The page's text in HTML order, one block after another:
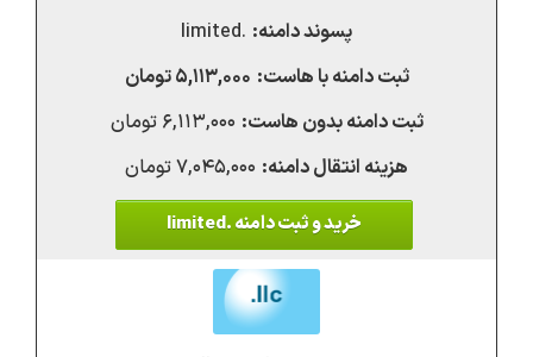
.limited
۵,۱۱۳,۰۰۰ تومان
۶,۱۱۳,۰۰۰ تومان
۷,۰۴۵,۰۰۰ تومان
خرید و ثبت دامنه .limited